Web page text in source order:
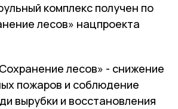
комплекс получен по
лесов» нацпроекта
лесов» - снижение
пожаров и соблюдение
вырубки и восстановления